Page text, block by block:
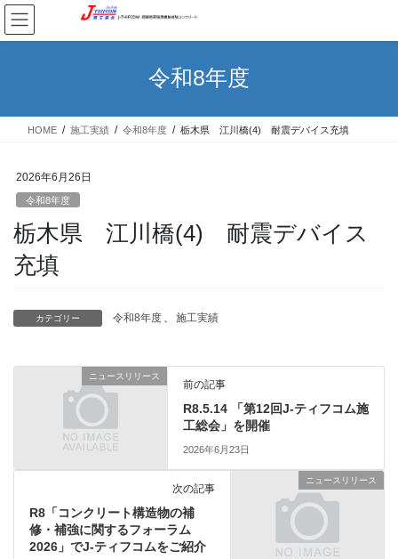
コ
ン
テ
ス
ナ
ビ
ゲ
ン
令和8年度
HOME 施工実績 令和8年度 栃木県 江川橋(4) 耐震デバイス充填
2026年6月26日
令和8年度
栃木県 江川橋(4) 耐震デバイス
充填
カテゴリー 令和8年度 、 施工実績
ニュースリリース
前の記事
R8.5.14 「第12回J-ティフコム施
工総会」を開催
2026年6月23日
ニュースリリース
次の記事
R8「コンクリート構造物の補
修・補強に関するフォーラム
2026」でJ-ティフコムをご紹介